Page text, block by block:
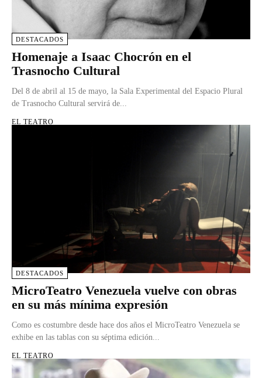
DESTACADOS
Homenaje a Isaac Chocrón en el
Trasnocho Cultural
Del 8 de abril al 15 de mayo, la Sala Experimental del Espacio Plural
de Trasnocho Cultural servirá de...
EL TEATRO
DESTACADOS
MicroTeatro Venezuela vuelve con obras
en su más mínima expresión
Como es costumbre desde hace dos años el MicroTeatro Venezuela se
exhibe en las tablas con su séptima edición...
EL TEATRO